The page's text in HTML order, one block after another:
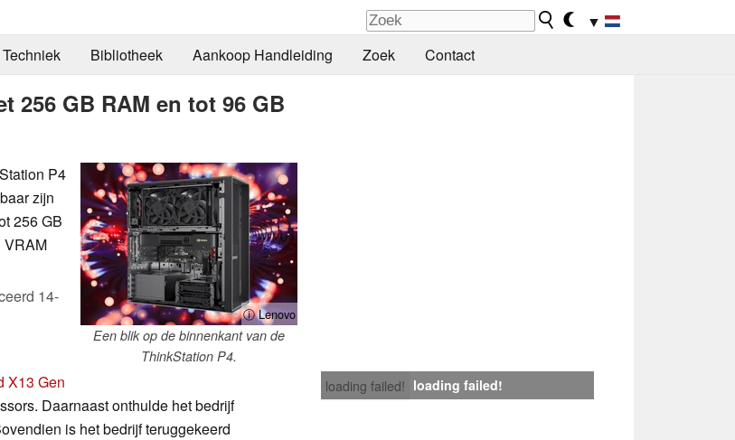
▼
Bibliotheek Aankoop Handleiding Zoek Contact
256 GB RAM en tot 96 GB
ⓘ Lenovo
Een blik op de binnenkant van de
ThinkStation P4.
P4
zijn
256 GB
VRAM
14-
loading failed! loading failed!
X13 Gen
Daarnaast onthulde het bedrijf
is het bedrijf teruggekeerd